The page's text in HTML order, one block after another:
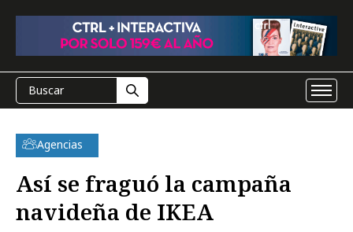
Agencias
Así se fraguó la campaña
navideña de IKEA